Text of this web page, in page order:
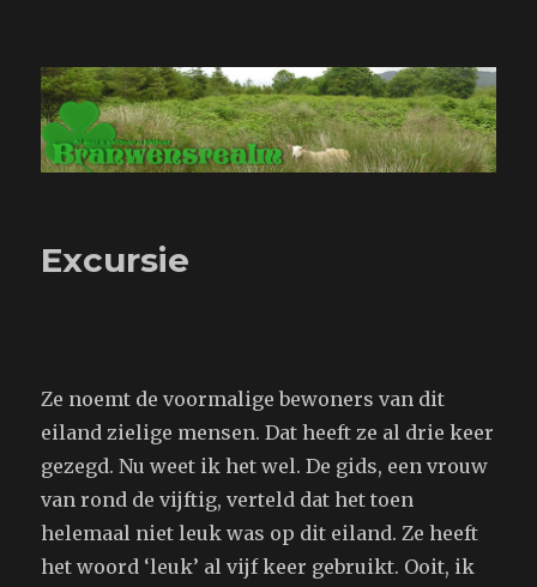
Branwensrealm.com
Excursie
Ze noemt de voormalige bewoners van dit
eiland zielige mensen. Dat heeft ze al drie keer
gezegd. Nu weet ik het wel. De gids, een vrouw
van rond de vijftig, verteld dat het toen
helemaal niet leuk was op dit eiland. Ze heeft
het woord ‘leuk’ al vijf keer gebruikt. Ooit, ik